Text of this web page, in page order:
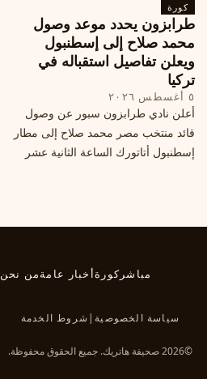
هذا الانتقال، وسط تقارير تفيد أن الهلال
يرحب بفراقته.
كورة
طرابزون يحدد موعد وصول
محمد صلاح إلى إسطنبول
ويعلن تفاصيل استقباله في
تركيا
٥ أغسطس ٢٠٢٦
أعلن نادي طرابزون سبور عن وصول
قائد منتخب مصر محمد صلاح إلى مطار
إسطنبول أتاتورك الساعة الثانية عشر
التركية الكبرى.
مباشر كورةأخبار عامةمن نحن
سياسة الخصوصية | شروط الخدمة
©2026 صحيفة هاتريك. جميع الحقوق محفوظة.